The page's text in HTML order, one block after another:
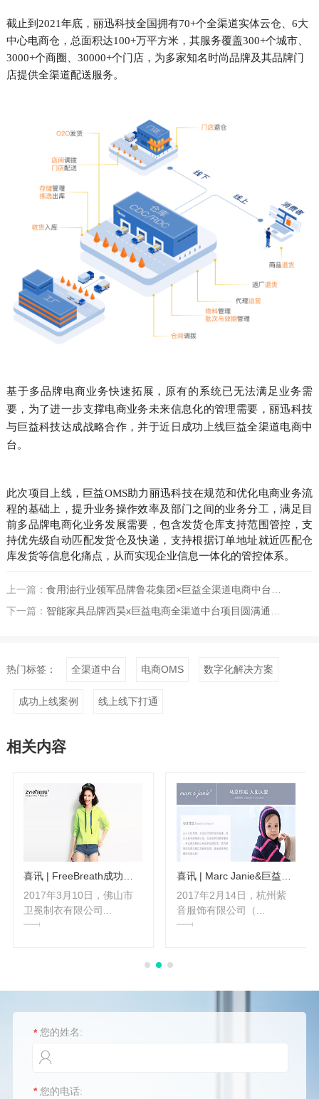
截止到2021年底，丽迅科技全国拥有70+个全渠道实体云仓、6大
中心电商仓，总面积达100+万平方米，其服务覆盖300+个城市、
3000+个商圈、30000+个门店，为多家知名时尚品牌及其品牌门
店提供全渠道配送服务。
基于多品牌电商业务快速拓展，原有的系统已无法满足业务需
要，为了进一步支撑电商业务未来信息化的管理需要，丽迅科技
与巨益科技达成战略合作，并于近日成功上线巨益全渠道电商中
台。
此次项目上线，巨益OMS助力丽迅科技在规范和优化电商业务流
程的基础上，提升业务操作效率及部门之间的业务分工，满足目
前多品牌电商化业务发展需要，包含发货仓库支持范围管控，支
持优先级自动匹配发货仓及快递，支持根据订单地址就近匹配仓
库发货等信息化痛点，从而实现企业信息一体化的管控体系。
上一篇： 食用油行业领军品牌鲁花集团×巨益全渠道电商中台一期项目成功上线确认
下一篇： 智能家具品牌西昊x巨益电商全渠道中台项目圆满通过验收
热门标签： 全渠道中台 电商OMS 数字化解决方案
成功上线案例 线上线下打通
相关内容
喜讯 | FreeBreath成功上线巨益JE-OMS全渠道中台
2017年3月10日，佛山市
卫冕制衣有限公司...
喜讯 | Marc Janie&巨益牵手，童装行业再破一城
2017年2月14日，杭州紫
音服饰有限公司（...
* 您的姓名:
* 您的电话: